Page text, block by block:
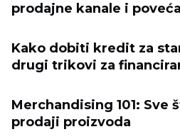
prodajne kanale i
Kako dobiti kredit za
drugi trikovi za
Merchandising 101: Sve
prodaji proizvoda